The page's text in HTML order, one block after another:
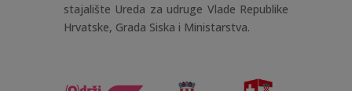
stajalište Ureda za udruge Vlade Republike
Hrvatske, Grada Siska i Ministarstva.